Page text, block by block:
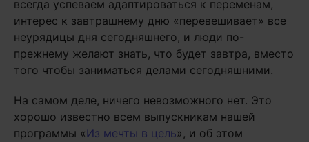
всегда успеваем адаптироваться к переменам,
интерес к завтрашнему дню «перевешивает» все
неурядицы дня сегодняшнего, и люди по-
прежнему желают знать, что будет завтра, вместо
того чтобы заниматься делами сегодняшними.
На самом деле, ничего невозможного нет. Это
хорошо известно всем выпускникам нашей
программы «Из мечты в цель», и об этом